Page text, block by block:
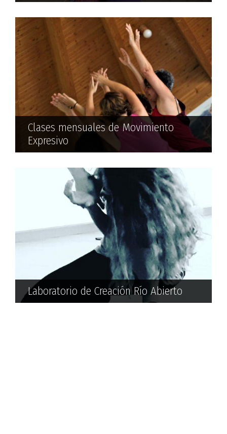
Clases mensuales de Movimiento
Expresivo
Laboratorio de Creación Río Abierto